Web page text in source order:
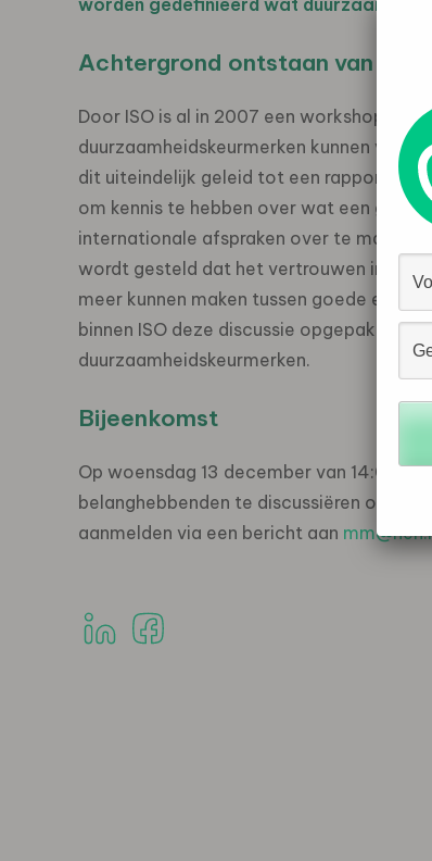
worden gedefinieerd wat duurzaamheid
Achtergrond ontstaan van
Door ISO is al in 2007 een workshop
duurzaamheidskeurmerken kunnen
dit uiteindelijk geleid tot een rapport. In
om kennis te hebben over wat een
internationale afspraken over te maken.
wordt gesteld dat het vertrouwen in
meer kunnen maken tussen goede en
binnen ISO deze discussie opgepakt en
duurzaamheidskeurmerken.
Bijeenkomst
Op woensdag 13 december van 14:00
belanghebbenden te discussiëren over
aanmelden via een bericht aan